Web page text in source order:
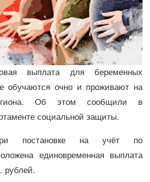
выплата для беременных
обучаются очно и проживают на
Об этом сообщили в
социальной защиты.
постановке на учёт по
единовременная выплата
рублей.